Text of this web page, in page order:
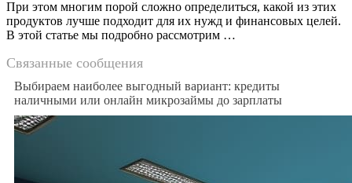
При этом многим порой сложно определиться, какой из этих
продуктов лучше подходит для их нужд и финансовых целей.
В этой статье мы подробно рассмотрим …
Связанные сообщения
Выбираем наиболее выгодный вариант: кредиты
наличными или онлайн микрозаймы до зарплаты